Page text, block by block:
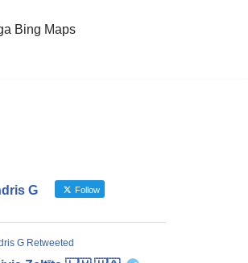
Bing Maps
G Follow
G Retweeted